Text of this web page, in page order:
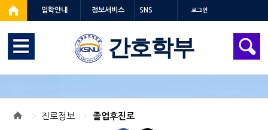
입학안내 정보서비스 SNS 로그인
간호학부
진로정보 졸업후진로